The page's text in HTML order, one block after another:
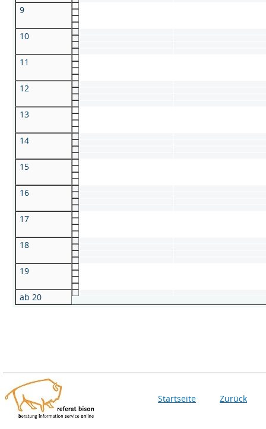
9
10
11
12
13
14
15
16
17
18
19
ab 20
Startseite Zurück